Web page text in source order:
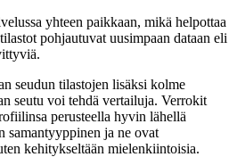
yhteen paikkaan, mikä helpottaa
pohjautuvat uusimpaan dataan eli
seudun tilastojen lisäksi kolme
seutu voi tehdä vertailuja. Verrokit
perusteella hyvin lähellä
samantyyppinen ja ne ovat
kehitykseltään mielenkiintoisia.